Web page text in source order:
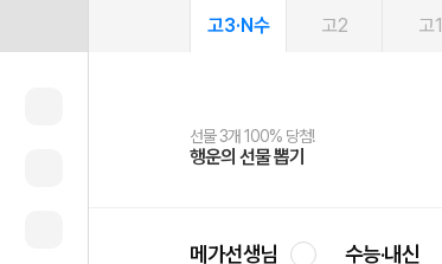
고3·N수 고2 고1
선물 3개 100% 당첨!
행운의 선물 뽑기
선물 100% 증정!
메가스터디 X 올리브
여름방학 스터디 캐시백
메가런 썸머스쿨
2027 러셀 단과
강사 공개선발
스마트러닝앱
설문 EVENT
메가패스
3일 무료 체험권
메가패스 수강생 무료혜택!
메가클럽 멤버십
사회공헌 캠페인
희망이룸 메가나눔
메가선생님 수능·내신